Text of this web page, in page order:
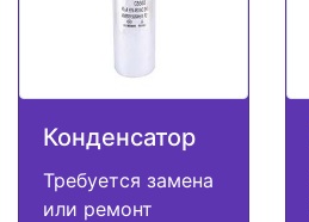
Конденсатор
Требуется замена
или ремонт